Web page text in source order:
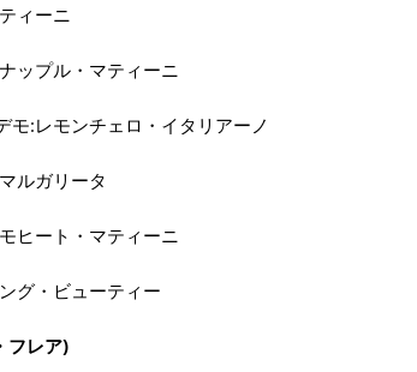
ィーニ
ップル・マティーニ
:レモンチェロ・イタリアーノ
ルガリータ
ヒート・マティーニ
グ・ビューティー
フレア)